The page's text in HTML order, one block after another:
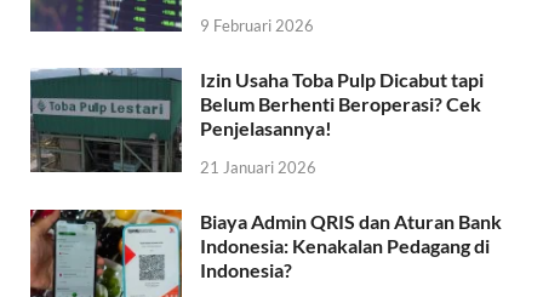
9 Februari 2026
Izin Usaha Toba Pulp Dicabut tapi
Belum Berhenti Beroperasi? Cek
Penjelasannya!
21 Januari 2026
Biaya Admin QRIS dan Aturan Bank
Indonesia: Kenakalan Pedagang di
Indonesia?